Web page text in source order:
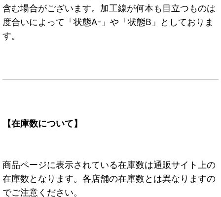
含む場合がございます。加工線が何本も目立つものは
度合いによって「状態A-」や「状態B」としておりま
す。
【在庫数について】
商品ページに表示されている在庫数は通販サイト上の
在庫数となります。各店舗の在庫数とは異なりますの
でご注意ください。